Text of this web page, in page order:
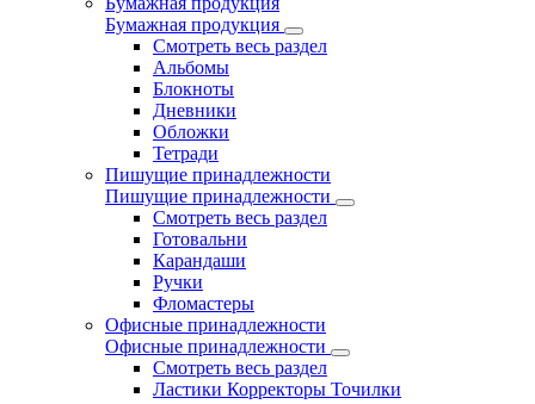
Бумажная продукция
Смотреть весь раздел
Альбомы
Блокноты
Дневники
Обложки
Тетради
Пишущие принадлежности
Пишущие принадлежности
Смотреть весь раздел
Готовальни
Карандаши
Ручки
Фломастеры
Офисные принадлежности
Офисные принадлежности
Смотреть весь раздел
Ластики Корректоры Точилки